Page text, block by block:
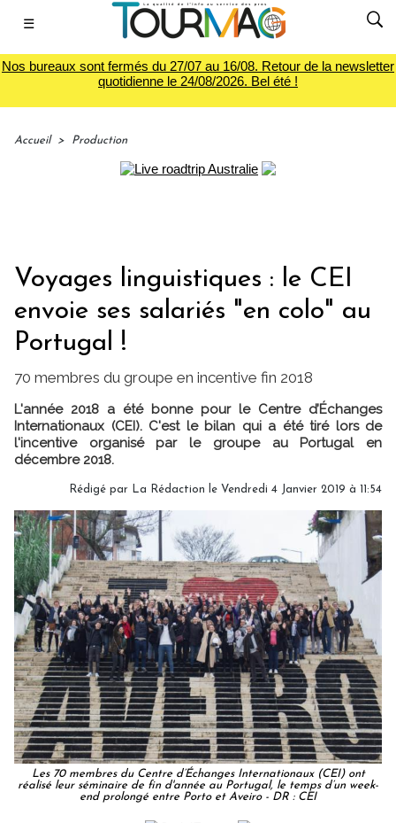
☰
Nos bureaux sont fermés du 27/07 au 16/08. Retour de la newsletter
quotidienne le 24/08/2026. Bel été !
Accueil > Production
Voyages linguistiques : le CEI
envoie ses salariés "en colo" au
Portugal !
70 membres du groupe en incentive fin 2018
L'année 2018 a été bonne pour le Centre d’Échanges
Internationaux (CEI). C'est le bilan qui a été tiré lors de
l'incentive organisé par le groupe au Portugal en
décembre 2018.
Rédigé par La Rédaction le Vendredi 4 Janvier 2019 à 11:54
Les 70 membres du Centre d’Échanges Internationaux (CEI) ont
réalisé leur séminaire de fin d'année au Portugal, le temps d’un week-
end prolongé entre Porto et Aveiro - DR : CEI